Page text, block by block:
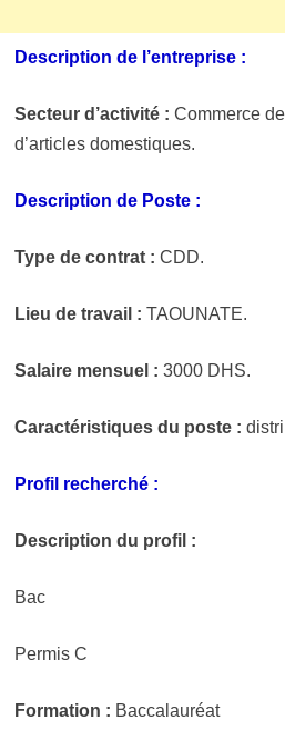
Description de l’entreprise :
Secteur d’activité : Commerce
d’articles domestiques.
Description de Poste :
Type de contrat : CDD.
Lieu de travail : TAOUNATE.
Salaire mensuel : 3000 DHS.
Caractéristiques du poste :
Profil recherché :
Description du profil :
Bac
Permis C
Formation : Baccalauréat